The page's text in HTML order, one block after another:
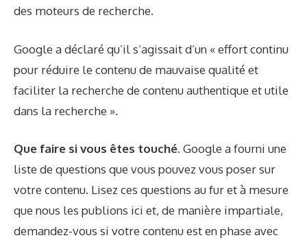
des moteurs de recherche.
Google a déclaré qu’il s’agissait d’un « effort continu
pour réduire le contenu de mauvaise qualité et
faciliter la recherche de contenu authentique et utile
dans la recherche ».
Que faire si vous êtes touché. Google a fourni une
liste de questions que vous pouvez vous poser sur
votre contenu. Lisez ces questions au fur et à mesure
que nous les publions ici et, de manière impartiale,
demandez-vous si votre contenu est en phase avec